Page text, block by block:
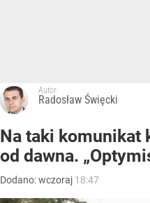
Autor:
Radosław Święcki
Na taki komunikat
od dawna.
Dodano:wczoraj 18:47